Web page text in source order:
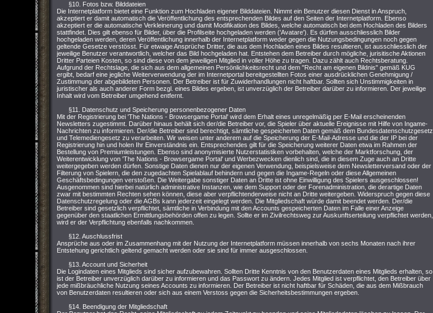
§10. Fotos bzw. Bilddateien
Die Internetplatform bietet eine Funktion zum Hochladen eigener Bilddateien. Nimmt ein Benutzer diesen Dienst in Anspruch,
akzeptiert er damit automatisch die Veröffentlichung des entsprechenden Bildes auf den Seiten der Internetplatform. Ebenso
akzeptiert er die automatische Verkleinerung und damit Modifikation des Bildes, welche automatisch bei dem Hochladen des Bilders
stattfindet. Dies gilt ebenso für Bilder, über die Profilseite hochgeladen werden ('Avatare'). Es dürfen ausschliesslich Bilder
hochgeladen werden, deren Veröffentlichung innerhalb der Internetplatform weder gegen die Nutzungsbedingungen noch gegen
geltende Gesetze verstösst. Für etwaige Ansprüche Dritter, die aus dem Hochladen eines Bildes resultieren, ist ausschliesslich der
jeweilige Benutzer verantwortlich, welcher das Bild hochgeladen hat. Entstehen dem Betreiber durch mögliche, jurisitische Aktionen
Dritter Parteien Kosten, so sind diese von dem jeweiligen Mitglied in voller Höhe zu tragen. Dazu zählt auch Rechtsberatung.
Aufgrund der Rechtslage, die sich aus dem allgemeinen Persönlichkeitsrecht und dem "Recht am eigenen Bildnis" gemäß KUG
ergibt, bedarf eine jegliche Weiterverwendung der im Internetportal bereitgestellten Fotos einer ausdrücklichen Genehmigung /
Zustimmung der abgebildeten Personen. Der Betreiber ist für Zuwiderhandlungen nicht haftbar. Sollten sich Unstimmigkeiten in
juristischer als auch anderer Form bezgl. eines Bildes ergeben, ist unverzüglich der Betreiber darüber zu informieren. Der jeweilige
Inhalt wird vom Betreiber umgehend entfernt.
§11. Datenschutz und Speicherung personenbezogener Daten
Mit der Registrierung bei 'The Nations - Browsergame Portal' wird dem Erhalt eines unregelmäßig per E-Mail erscheinenden
Newsletters zugestimmt. Darüber hinaus behält sich der/die Betreiber vor, die Spieler über aktuelle Ereignisse mit Hilfe von Ingame-
Nachrichten zu informieren. Der/die Betreiber sind berechtigt, sämtliche gespeicherten Daten gemäß dem Bundesdatenschutzgesetz
und Telemediengesetz zu verarbeiten. Wir weisen unter anderem auf die Speicherung der E-Mail-Adresse und die der IP bei der
Registrierung hin und holen Ihr Einverständnis ein. Entsprechendes gilt für die Speicherung weiterer Daten etwa im Rahmen der
Bestellung von Premiumleistungen. Ebenso sind anonymisierte Nutzerstatistiken vorbehalten, welche der Marktforschung, der
Weiterentwicklung von 'The Nations - Browsergame Portal' und Werbezwecken dienlich sind, die in diesem Zuge auch an Dritte
weitergegeben werden dürfen. Sonstige Daten dienen nur der eigenen Verwendung, beispielsweise dem Newsletterversand oder der
Filterung von Spielern, die den zugedachten Spielablauf behindern und gegen die Ingame-Regeln oder diese Allgemeinen
Geschäftsbedingungen verstoßen. Die Weitergabe sonstiger Daten an Dritte ist ohne Einwilligung des Spielers ausgeschlossen!
Ausgenommen sind hierbei natürlich administrative Instanzen, wie dem Support oder der Forenadministration, die derartige Daten
zwar mit bestimmten Rechten sehen können, diese aber verpflichtenderweise nicht an Dritte weitergeben. Widerspruch gegen diese
Datenschutzregelung oder die AGBs kann jederzeit eingelegt werden. Die Mitgliedschaft würde damit beendet werden. Der/die
Betreiber sind gesetzlich verpflichtet, sämtliche in Verbindung mit den Accounts gespeicherten Daten im Falle einer Anzeige
gegenüber den staatlichen Ermittlungsbehörden offen zu legen. Sollte er im Zivilrechtsweg zur Auskunftserteilung verpflichtet werden,
wird er der Verpflichtung ebenfalls nachkommen.
§12. Auschlussfrist
Ansprüche aus oder im Zusammenhang mit der Nutzung der Internetplatform müssen innerhalb von sechs Monaten nach ihrer
Entstehung gerichtlich geltend gemacht werden oder sie sind für immer ausgeschlossen.
§13. Account und Sicherheit
Die Logindaten eines Mitglieds sind sicher aufzubewahren. Sollten Dritte Kenntnis von den Benutzerdaten eines Mitglieds erhalten, so
ist der Betreiber unverzüglich darüber zu informieren und das Passwort zu ändern. Jedes Mitglied ist verpflichtet, den Betreiber über
jede mißbräuchliche Nutzung seines Accounts zu informieren. Der Betreiber ist nicht haftbar für Schäden, die aus dem Mißbrauch
von Benutzerdaten resultieren oder sich aus einem Verstoss gegen die Sicherheitsbestimmungen ergeben.
§14. Beendigung der Mitgliedschaft